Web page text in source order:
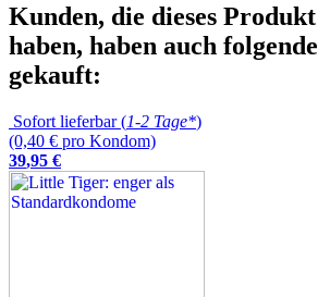
Kunden, die dieses
haben, haben auch
gekauft:
Sofort lieferbar (1-2 Tage*)
(0,40 € pro Kondom)
39,95 €